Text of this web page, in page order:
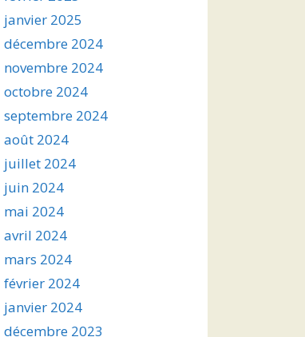
janvier 2025
décembre 2024
novembre 2024
octobre 2024
septembre 2024
août 2024
juillet 2024
juin 2024
mai 2024
avril 2024
mars 2024
février 2024
janvier 2024
décembre 2023